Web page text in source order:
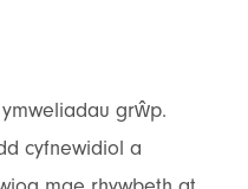
grŵp.
cyfnewidiol a